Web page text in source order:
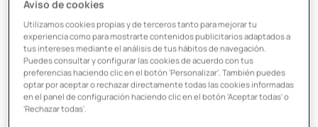
fija cada mes o pagar un porcentaje del total que
debes(aunque esta opción puede estar sujeta a las
condiciones del banco o eltipo de tarjeta).
Este sistema, conocido comopago aplazado de
revolving, te permitefraccionar tus compras en lugar
de abonar todo el importe al final del mes
. Y, como
Aviso de cookies
Utilizamos cookies propias y de terceros tanto para mejorar tu
experiencia como para mostrarte contenidos publicitarios adaptados a
tus intereses mediante el análisis de tus hábitos de navegación.
Puedes consultar y configurar las cookies de acuerdo con tus
preferencias haciendo clic en el botón 'Personalizar'. También puedes
optar por aceptar o rechazar directamente todas las cookies informadas
en el panel de configuración haciendo clic en el botón 'Aceptar todas' o
'Rechazar todas'.